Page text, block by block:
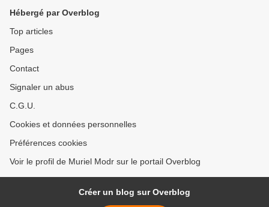
Hébergé par Overblog
Top articles
Pages
Contact
Signaler un abus
C.G.U.
Cookies et données personnelles
Préférences cookies
Voir le profil de Muriel Modr sur le portail Overblog
Créer un blog sur Overblog